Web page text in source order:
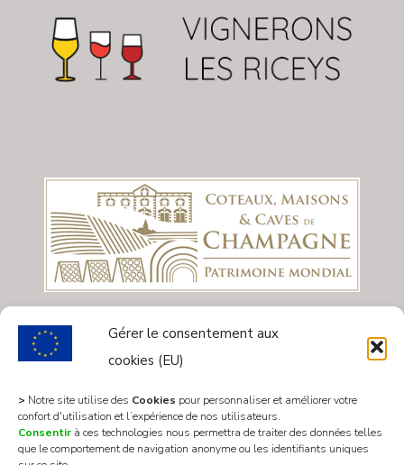
Gérer le consentement aux
cookies (EU)
> Notre site utilise des Cookies pour personnaliser et améliorer votre
confort d'utilisation et l’expérience de nos utilisateurs.
Consentir à ces technologies nous permettra de traiter des données telles
que le comportement de navigation anonyme ou les identifiants uniques